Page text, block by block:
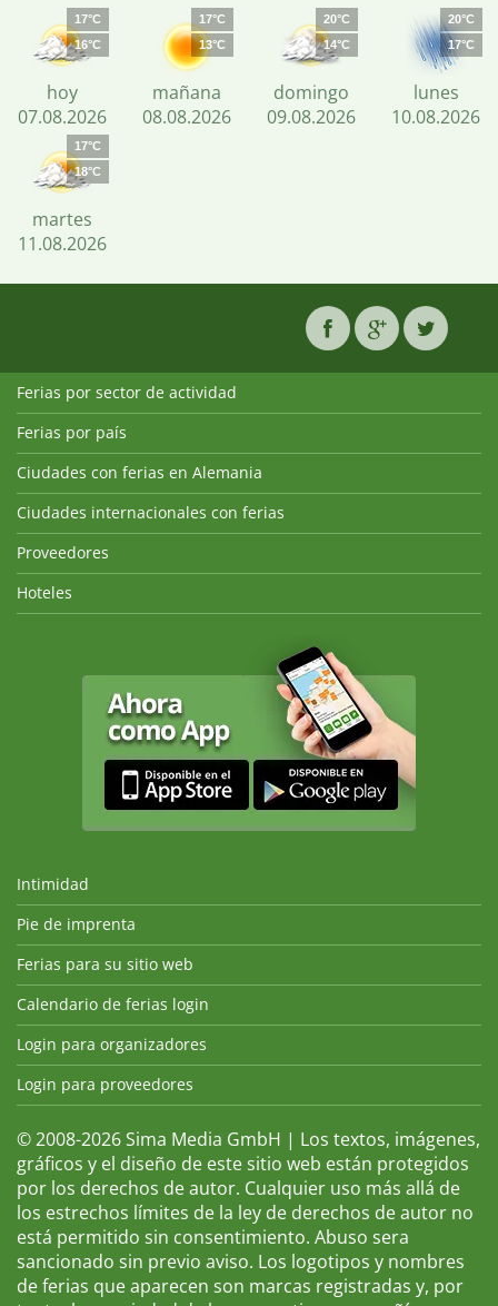
17°C
16°C
hoy
07.08.2026
17°C
13°C
mañana
08.08.2026
20°C
14°C
domingo
09.08.2026
20°C
17°C
lunes
10.08.2026
17°C
18°C
martes
11.08.2026
Ferias por sector de actividad
Ferias por país
Ciudades con ferias en Alemania
Ciudades internacionales con ferias
Proveedores
Hoteles
Intimidad
Pie de imprenta
Ferias para su sitio web
Calendario de ferias login
Login para organizadores
Login para proveedores
© 2008-2026 Sima Media GmbH | Los textos, imágenes,
gráficos y el diseño de este sitio web están protegidos
por los derechos de autor. Cualquier uso más allá de
los estrechos límites de la ley de derechos de autor no
está permitido sin consentimiento. Abuso sera
sancionado sin previo aviso. Los logotipos y nombres
de ferias que aparecen son marcas registradas y, por